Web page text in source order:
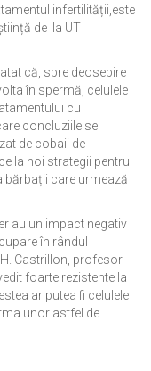
infertilității ,este
de
la UT
că spre deosebire
în spermă celulele
cu
concluziile se
de cobaii de
la noi strategii pentru
bărbații care urmează
au un impact negativ
în rândul
H. Castrillon profesor
foarte rezistente la
ar putea fi celulele
unor astfel de